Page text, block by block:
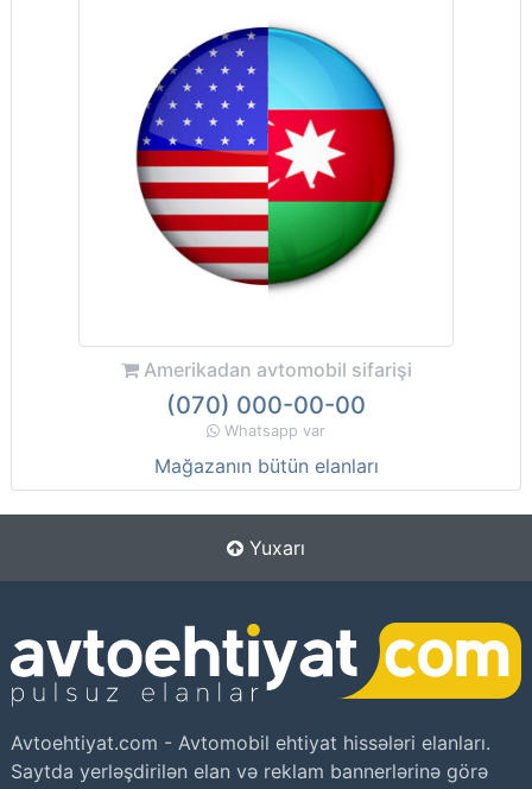
Amerikadan avtomobil sifarişi
(070) 000-00-00
Whatsapp var
Mağazanın bütün elanları
Yuxarı
Avtoehtiyat.com - Avtomobil ehtiyat hissələri elanları.
Saytda yerləşdirilən elan və reklam bannerlərinə görə